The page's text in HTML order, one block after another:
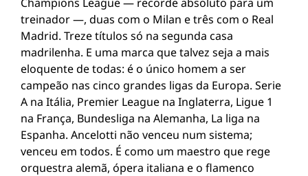
treinador —, duas com o Milan e três com o Real
Madrid. Treze títulos só na segunda casa
madrilenha. E uma marca que talvez seja a mais
eloquente de todas: é o único homem a ser
campeão nas cinco grandes ligas da Europa. Serie
A na Itália, Premier League na Inglaterra, Ligue 1
na França, Bundesliga na Alemanha, La liga na
Espanha. Ancelotti não venceu num sistema;
venceu em todos. É como um maestro que rege
orquestra alemã, ópera italiana e o flamenco